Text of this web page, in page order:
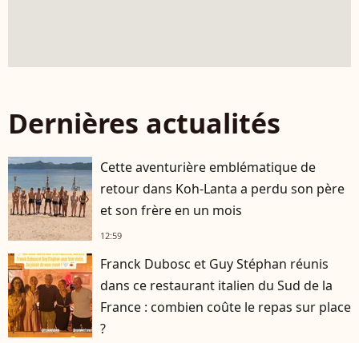
Dernières actualités
Cette aventurière emblématique de
retour dans Koh-Lanta a perdu son père
et son frère en un mois
12:59
Franck Dubosc et Guy Stéphan réunis
dans ce restaurant italien du Sud de la
France : combien coûte le repas sur place
?